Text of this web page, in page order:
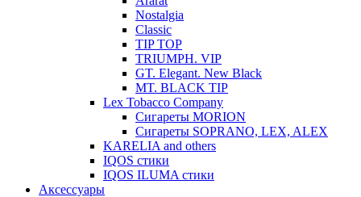
Nostalgia
Classic
TIP TOP
TRIUMPH. VIP
GT. Elegant. New Black
MT. BLACK TIP
Lex Tobacco Company
Сигареты MORION
Сигареты SOPRANO, LEX, ALEX
KARELIA and others
IQOS стики
IQOS ILUMA стики
Аксессуары